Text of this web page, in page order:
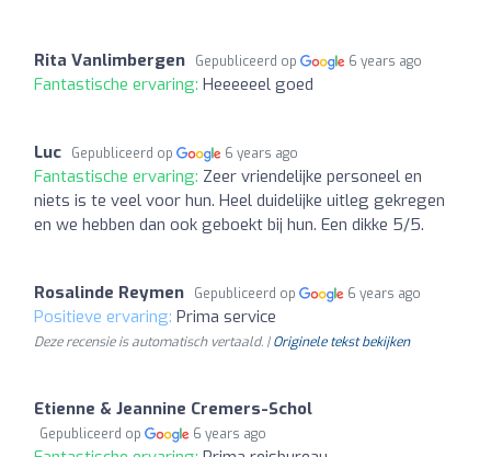
Rita Vanlimbergen Gepubliceerd op 6 years ago
Fantastische ervaring: Heeeeeel goed
Luc Gepubliceerd op 6 years ago
Fantastische ervaring: Zeer vriendelijke personeel en
niets is te veel voor hun. Heel duidelijke uitleg gekregen
en we hebben dan ook geboekt bij hun. Een dikke 5/5.
Rosalinde Reymen Gepubliceerd op 6 years ago
Positieve ervaring: Prima service
Deze recensie is automatisch vertaald. |Originele tekst bekijken
Etienne & Jeannine Cremers-Schol
Gepubliceerd op 6 years ago